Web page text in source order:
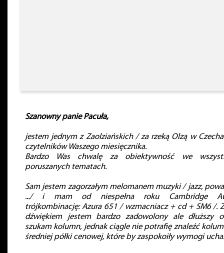
Szanowny panie Pacuła,
jestem jednym z Zaolziańskich / za rzeką Olzą w
czytelników Waszego miesięcznika.
Bardzo Was chwalę za obiektywność we
poruszanych tematach.
Sam jestem zagorzałym melomanem muzyki / jazz,
.../ i mam od niespełna roku Cambridge
trójkombinację: Azura 651 / wzmacniacz + cd + SM6 /.
dźwiękiem jestem bardzo zadowolony ale dłuższy
szukam kolumn, jednak ciągle nie potrafię znaleźć
średniej półki cenowej, które by zaspokoiły wymogi